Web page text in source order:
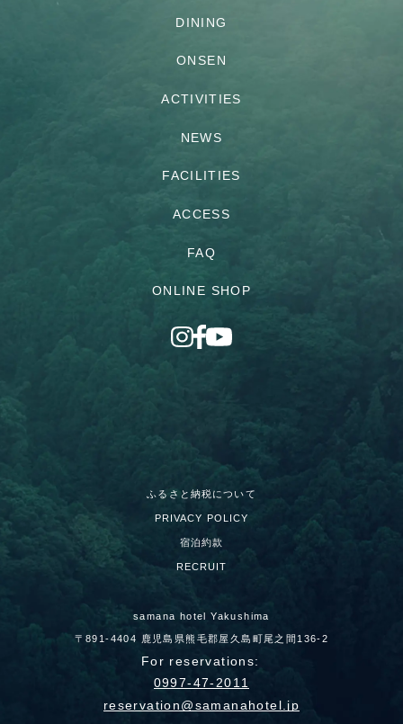
DINING
ONSEN
ACTIVITIES
NEWS
FACILITIES
ACCESS
FAQ
ONLINE SHOP
ふるさと納税について
PRIVACY POLICY
宿泊約款
RECRUIT
samana hotel Yakushima
〒891-4404 鹿児島県熊毛郡屋久島町尾之間136-2
For reservations:
0997-47-2011
reservation
samanahotel.jp